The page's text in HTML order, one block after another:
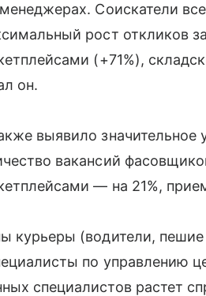
Соискатели
рост откликов
(+71%),
он.
выявило значительное
вакансий
— на 21%,
курьеры (водители,
по управлению
специалистов растет